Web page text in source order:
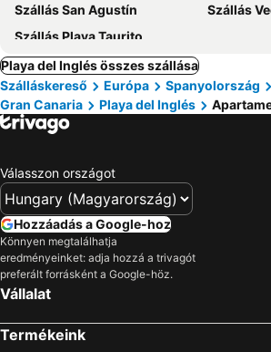
Szállás San Agustín
Szállás
Szállás Playa Taurito
Playa del Inglés összes szállása
Szálláskereső
Európa Spanyolország
Gran Canaria
Playa del Inglés
Válasszon országot
Hozzáadás a Google-hoz
Könnyen megtalálhatja
eredményeinket: adja hozzá a trivagót
preferált forrásként a Google-höz.
Vállalat
Termékeink